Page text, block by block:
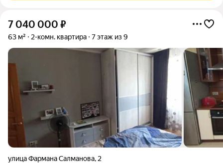
7 040 000 ₽
63 м² 2-комн. квартира 7 этаж из 9
улица Фармана Салманова, 2